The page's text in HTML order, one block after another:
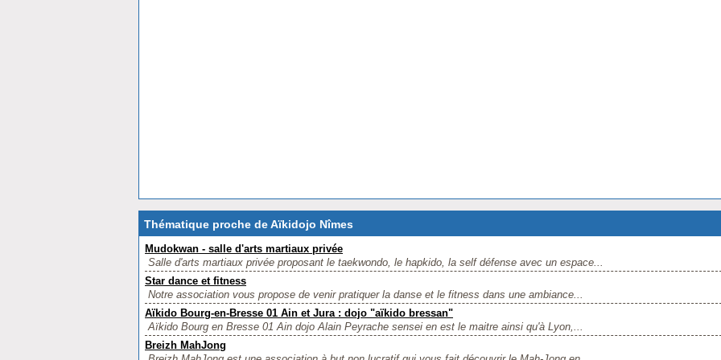
Thématique proche de Aïkidojo Nîmes
Mudokwan - salle d'arts martiaux privée
Salle d'arts martiaux privée proposant le taekwondo, le hapkido, la self défense avec un espace...
Star dance et fitness
Notre association vous propose de venir pratiquer la danse et le fitness dans une ambiance...
Aïkido Bourg-en-Bresse 01 Ain et Jura : dojo "aïkido bressan"
Aïkido Bourg en Bresse 01 Ain dojo Alain Peyrache sensei en est le maitre ainsi qu'à Lyon,...
Breizh MahJong